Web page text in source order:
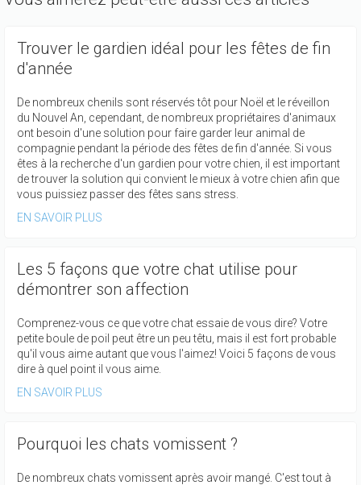
Trouver le gardien idéal pour les fêtes de fin
d'année
De nombreux chenils sont réservés tôt pour Noël et le réveillon
du Nouvel An, cependant, de nombreux propriétaires d'animaux
ont besoin d'une solution pour faire garder leur animal de
compagnie pendant la période des fêtes de fin d'année. Si vous
êtes à la recherche d'un gardien pour votre chien, il est important
de trouver la solution qui convient le mieux à votre chien afin que
vous puissiez passer des fêtes sans stress.
EN SAVOIR PLUS
Les 5 façons que votre chat utilise pour
démontrer son affection
Comprenez-vous ce que votre chat essaie de vous dire? Votre
petite boule de poil peut être un peu têtu, mais il est fort probable
qu'il vous aime autant que vous l'aimez! Voici 5 façons de vous
dire à quel point il vous aime.
EN SAVOIR PLUS
Pourquoi les chats vomissent ?
De nombreux chats vomissent après avoir mangé. C'est tout à